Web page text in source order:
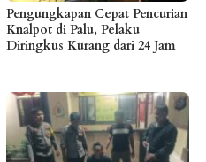
Pengungkapan Cepat Pencurian
Knalpot di Palu, Pelaku
Diringkus Kurang dari 24 Jam